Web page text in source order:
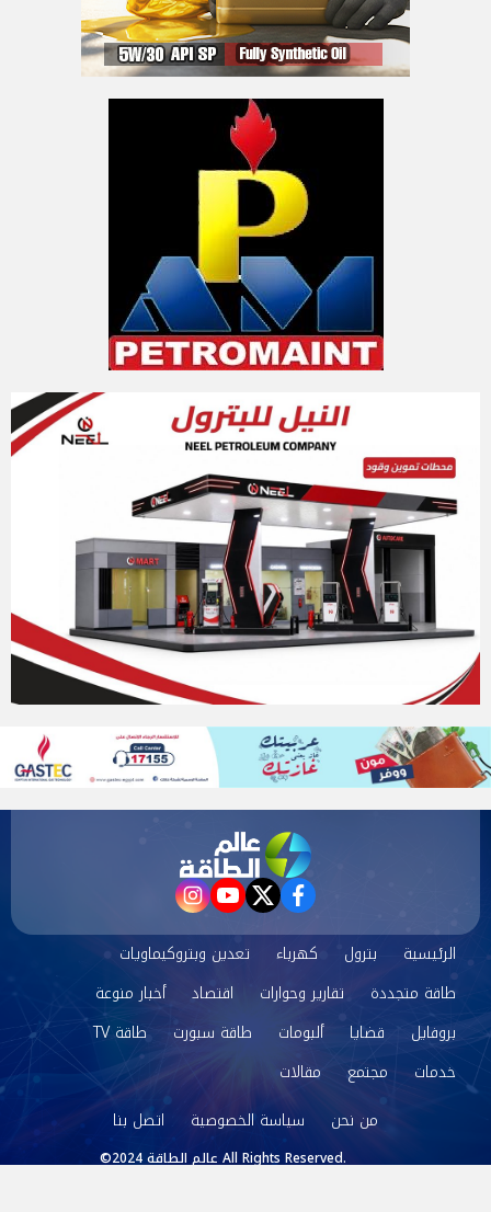
facebook
twitter
youtube
instagram
الرئيسية بترول كهرباء
تعدين وبتروكيماويات
طاقة متجددة
تقارير وحوارات اقتصاد
أخبار منوعة
بروفايل
قضايا ألبومات طاقة سبورت
طاقة TV
خدمات
مجتمع
مقالات
من نحن
سياسة الخصوصية اتصل بنا
©2024 عالم الطاقة All Rights Reserved.